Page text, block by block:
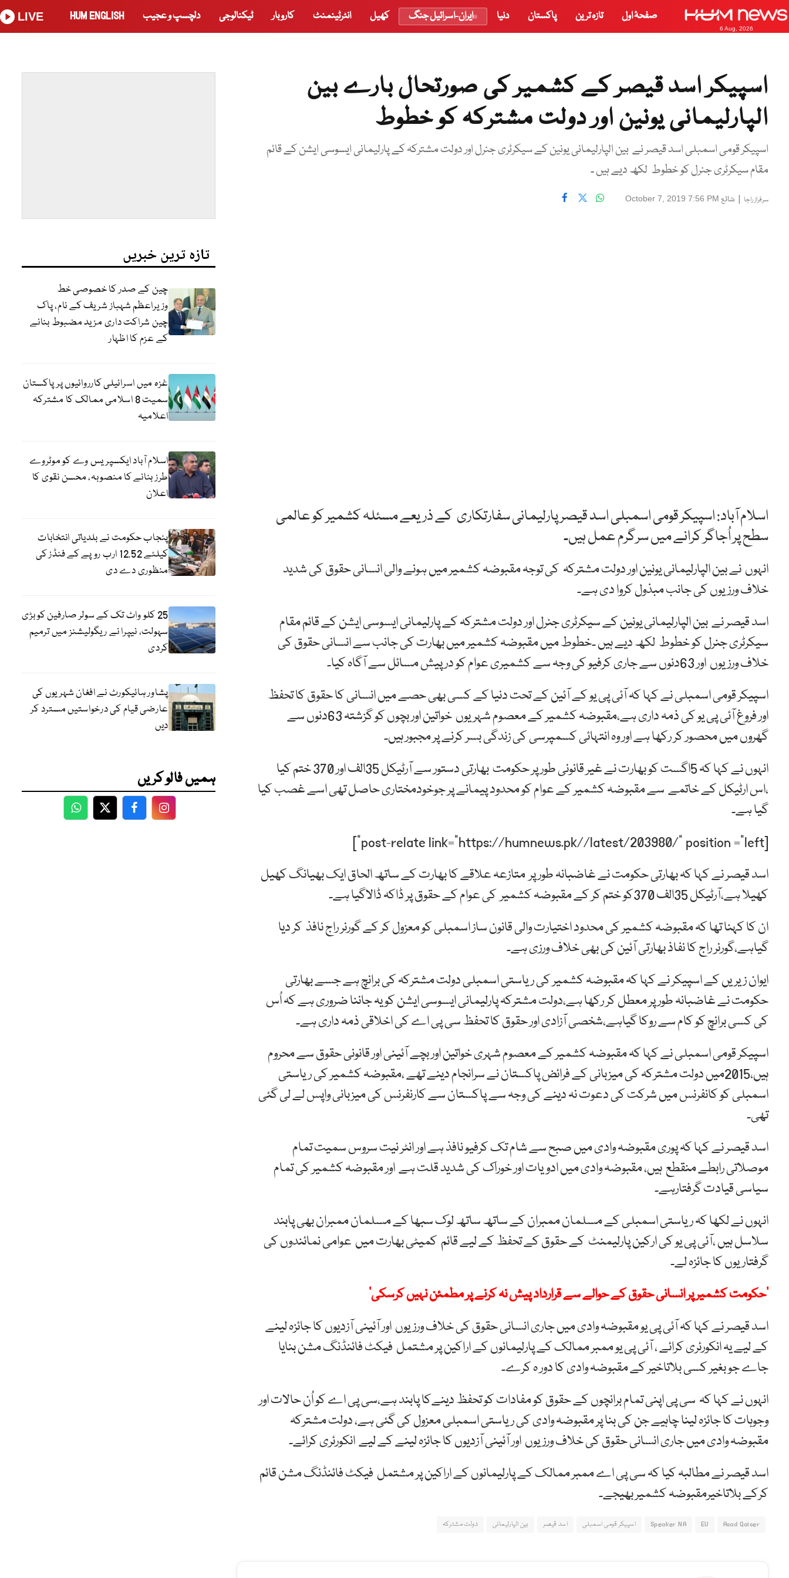
6 Aug, 2026
صفحۂ اول تازہ ترین پاکستان دنیا ایران-اسرائیل جنگ کھیل انٹرٹینمنٹ کاروبار ٹیکنالوجی دلچسپ و عجیب HUM ENGLISH
LIVE
اسپیکر اسد قیصر کے کشمیر کی صورتحال بارے بین
الپارلیمانی یونین اور دولت مشترکہ کو خطوط
اسپیکر قومی اسمبلی اسد قیصر نے بین الپارلیمانی یونین کے سیکرٹری جنرل اور دولت مشترکہ کے پارلیمانی ایسوسی ایشن کے قائم
مقام سیکرٹری جنرل کو خطوط لکھ دیے ہیں ۔
سرفراز راجا | شائع October 7, 2019 7:56 PM
اسلام آباد: اسپیکر قومی اسمبلی اسد قیصر پارلیمانی سفارتکاری کے ذریعے مسئلہ کشمیر کو عالمی
سطح پر اُجاگر کرانے میں سرگرم عمل ہیں۔
انہوں نے بین الپارلیمانی یونین اور دولت مشترکہ کی توجہ مقبوضہ کشمیر میں ہونے والی انسانی حقوق کی شدید
خلاف ورزیوں کی جانب مبذول کروا دی ہے۔
اسد قیصر نے بین الپارلیمانی یونین کے سیکرٹری جنرل اور دولت مشترکہ کے پارلیمانی ایسوسی ایشن کے قائم مقام
سیکرٹری جنرل کو خطوط لکھ دیے ہیں ۔خطوط میں مقبوضہ کشمیر میں بھارت کی جانب سے انسانی حقوق کی
خلاف ورزیوں اور 63دنوں سے جاری کرفیو کی وجہ سے کشمیری عوام کو درپیش مسائل سے آگاہ کیا۔
اسپیکر قومی اسمبلی نے کہا کہ آئی پی یو کے آئین کے تحت دنیا کے کسی بھی حصے میں انسانی کا حقوق کا تحفظ
اور فروغ آئی پی یو کی ذمہ داری ہے،مقبوضہ کشمیر کے معصوم شہریوں خواتین اور بچوں کو گزشتہ 63دنوں سے
گھروں میں محصور کر رکھا ہے اور وہ انتہائی کسمپرسی کی زندگی بسر کرنے پر مجبور ہیں۔
انہوں نے کہا کہ 5اگست کو بھارت نے غیر قانونی طورپر حکومت بھارتی دستور سے آرٹیکل 35الف اور 370 ختم کیا
،اس ارٹیکل کے خاتمے سے مقبوضہ کشمیر کے عوام کو محدود پیمانے پر جوخودمختاری حاصل تھی اسے غصب کیا
گیا ہے۔
[post-relate link=”https://humnews.pk//latest/203980/” position =”left”]
اسد قیصر نے کہا کہ بھارتی حکومت نے غاضبانہ طور پر متازعہ علاقے کا بھارت کے ساتھ الحاق ایک بھیانگ کھیل
کھیلا ہے،آرٹیکل 35الف 370کو ختم کر کے مقبوضہ کشمیر کی عوام کے حقوق پر ڈاکہ ڈالاگیا ہے۔
ان کا کہنا تھا کہ مقبوضہ کشمیر کی محدود اختیارت والی قانون ساز اسمبلی کو معزول کر کے گورنر راج نافذ کر دیا
گیاہے،گورنر راج کا نفاذ بھارتی آئین کی بھی خلاف ورزی ہے۔
ایوان زیریں کے اسپیکر نے کہا کہ مقبوضہ کشمیر کی ریاستی اسمبلی دولت مشترکہ کی برانچ ہے جسے بھارتی
حکومت نے غاضبانہ طور پر معطل کر رکھا ہے،دولت مشترکہ پارلیمانی ایسوسی ایشن کو یہ جاننا ضروری ہے کہ اُس
کی کسی برانچ کو کام سے روکا گیاہے،شخصی آزادی اور حقوق کا تحفظ سی پی اے کی اخلاقی ذمہ داری ہے۔
اسپیکر قومی اسمبلی نے کہا کہ مقبوضہ کشمیر کے معصوم شہری خواتین اور بچے آئینی اور قانونی حقوق سے محروم
ہیں،2015میں دولت مشترکہ کی میزبانی کے فرائض پاکستان نے سرانجام دینے تھے ،مقبوضہ کشمیر کی ریاستی
اسمبلی کو کانفرنس میں شرکت کی دعوت نہ دینے کی وجہ سے پاکستان سے کارنفرنس کی میزبانی واپس لے لی گئی
تھی۔
اسد قیصر نے کہا کہ پوری مقبوضہ وادی میں صبح سے شام تک کرفیو نافذ ہے اور انٹر نیت سروس سمیت تمام
موصلاتی رابطے منقطع ہیں، مقبوضہ وادی میں ادویات اور خوراک کی شدید قلت ہے اور مقبوضہ کشمیر کی تمام
سیاسی قیادت گرفتارہے۔
انہوں نے لکھا کہ ریاستی اسمبلی کے مسلمان ممبران کے ساتھ ساتھ لوک سبھا کے مسلمان ممبران بھی پابند
سلاسل ہیں ،آئی پی یو کی ارکین پارلیمنٹ کے حقوق کے تحفظ کے لیے قائم کمیٹی بھارت میں عوامی نمائندوں کی
گرفتاریوں کا جائزہ لے۔
’حکومت کشمیر پر انسانی حقوق کے حوالے سے قرارداد پیش نہ کرنے پر مطمئن نہیں کرسکی’
اسد قیصر نے کہا کہ آئی پی یو مقبوضہ وادی میں جاری انسانی حقوق کی خلاف ورزیوں اور آئینی آزدیوں کا جائزہ لینے
کے لیے یہ انکورئری کرائے ، آئی پی یو ممبر ممالک کے پارلیمانوں کے اراکین پر مشتمل فیکٹ فائنڈنگ مشن بنایا
جاے جو بغیر کسی بلاتاخیر کے مقبوضہ وادی کا دور ہ کرے۔
انہوں نے کہا کہ سی پی اپنی تمام برانچوں کے حقوق کو مفادات کو تحفظ دینےکا پابند ہے،سی پی اے کو اُن حالات اور
وجوہات کا جائزہ لینا چاہیے جن کی بنا پر مقبوضہ وادی کی ریاستی اسمبلی معزول کی گئی ہے، دولت مشترکہ
مقبوضہ وادی میں جاری انسانی حقوق کی خلاف ورزیوں اور آئینی آزدیوں کا جائزہ لینے کے لیے انکورئری کرائے۔
اسد قیصر نے مطالبہ کیا کہ سی پی اے ممبر ممالک کے پارلیمانوں کے اراکین پر مشتمل فیکٹ فائنڈنگ مشن قائم
کرکے بلاتاخیرمقبوضہ کشمیر بھیجے۔
Asad Qaiser
EU
Speaker NA اسپیکر قومی اسمبلی اسد قیصر بین الپارلیمانی دولت مشترکہ
تازہ ترین خبریں
چین کے صدر کا خصوصی خط
وزیراعظم شہباز شریف کے نام، پاک
چین شراکت داری مزید مضبوط بنانے
کے عزم کا اظہار
غزہ میں اسرائیلی کارروائیوں پر پاکستان
سمیت 8 اسلامی ممالک کا مشترکہ
اعلامیہ
اسلام آباد ایکسپریس وے کو موٹروے
طرز بنانے کا منصوبہ، محسن نقوی کا
اعلان
پنجاب حکومت نے بلدیاتی انتخابات
کیلئے 12.52 ارب روپے کے فنڈز کی
منظوری دے دی
25 کلو واٹ تک کے سولر صارفین کو بڑی
سہولت، نیپرا نے ریگولیشنز میں ترمیم
کردی
پشاور ہائیکورٹ نے افغان شہریوں کی
عارضی قیام کی درخواستیں مسترد کر
دیں
ہمیں فالو کریں
WhatsApp
TwitterFacebookFacebook